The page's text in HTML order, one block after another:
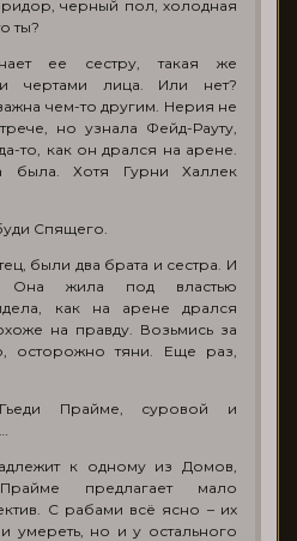
черный пол, холодная
ты?
ее сестру, такая же
чертами лица. Или нет?
чем-то другим. Нерия не
но узнала Фейд-Рауту,
то, как он дрался на арене.
была. Хотя Гурни Халлек
Спящего.
были два брата и сестра. И
Она жила под властью
как на арене дрался
на правду. Возьмись за
осторожно тяни. Еще раз,
Прайме, суровой и
к одному из Домов,
предлагает мало
С рабами всё ясно – их
умереть, но и у остального